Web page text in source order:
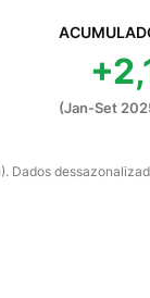
(Jan-Set
Dados